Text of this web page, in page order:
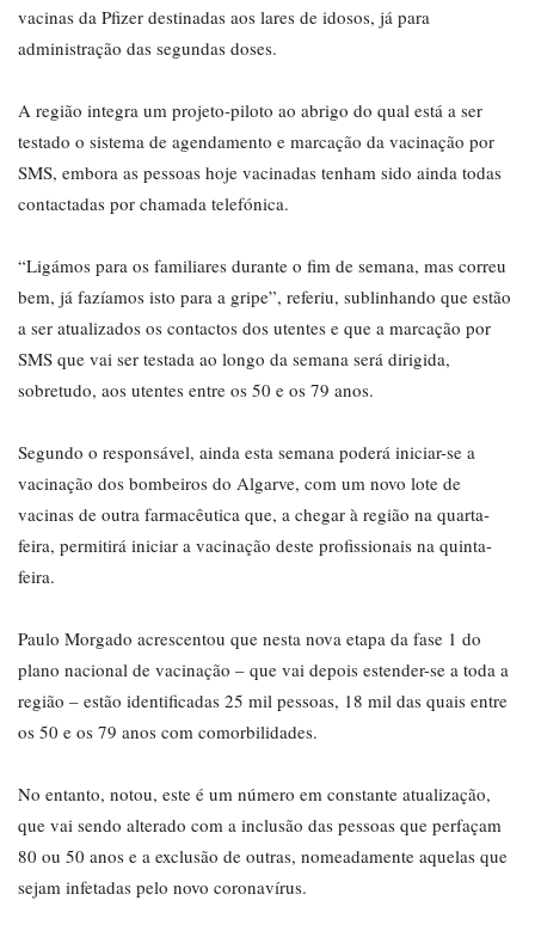
vacinas da Pfizer destinadas aos lares de idosos, já para
administração das segundas doses.
A região integra um projeto-piloto ao abrigo do qual está a ser
testado o sistema de agendamento e marcação da vacinação por
SMS, embora as pessoas hoje vacinadas tenham sido ainda todas
contactadas por chamada telefónica.
“Ligámos para os familiares durante o fim de semana, mas correu
bem, já fazíamos isto para a gripe”, referiu, sublinhando que estão
a ser atualizados os contactos dos utentes e que a marcação por
SMS que vai ser testada ao longo da semana será dirigida,
sobretudo, aos utentes entre os 50 e os 79 anos.
Segundo o responsável, ainda esta semana poderá iniciar-se a
vacinação dos bombeiros do Algarve, com um novo lote de
vacinas de outra farmacêutica que, a chegar à região na quarta-
feira, permitirá iniciar a vacinação deste profissionais na quinta-
feira.
Paulo Morgado acrescentou que nesta nova etapa da fase 1 do
plano nacional de vacinação – que vai depois estender-se a toda a
região – estão identificadas 25 mil pessoas, 18 mil das quais entre
os 50 e os 79 anos com comorbilidades.
No entanto, notou, este é um número em constante atualização,
que vai sendo alterado com a inclusão das pessoas que perfaçam
80 ou 50 anos e a exclusão de outras, nomeadamente aquelas que
sejam infetadas pelo novo coronavírus.